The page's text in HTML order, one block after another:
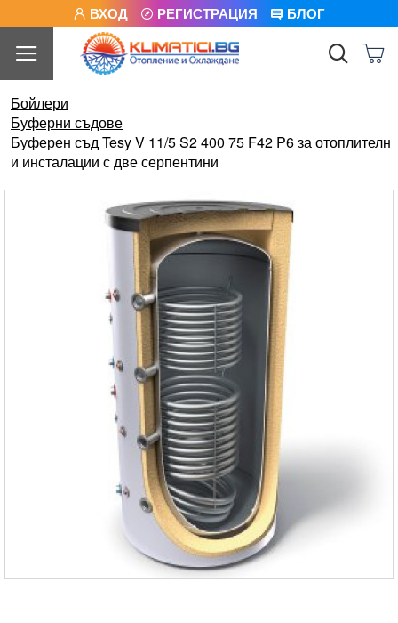
ВХОД РЕГИСТРАЦИЯ БЛОГ
Бойлери
Буферни съдове
Буферен съд Tesy V 11/5 S2 400 75 F42 P6 за отоплителн
и инсталации с две серпентини